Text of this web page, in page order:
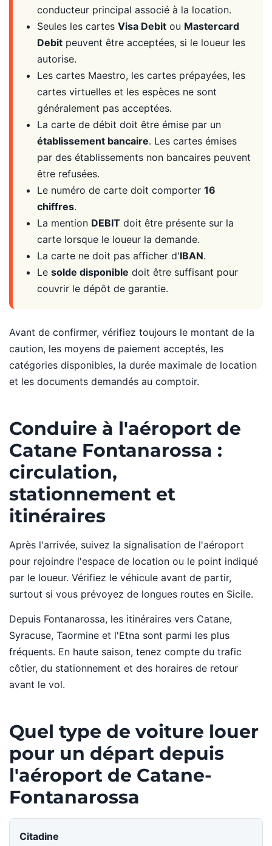
conducteur principal associé à la location.
Seules les cartes Visa Debit ou Mastercard
Debit peuvent être acceptées, si le loueur les
autorise.
Les cartes Maestro, les cartes prépayées, les
cartes virtuelles et les espèces ne sont
généralement pas acceptées.
La carte de débit doit être émise par un
établissement bancaire. Les cartes émises
par des établissements non bancaires peuvent
être refusées.
Le numéro de carte doit comporter 16
chiffres.
La mention DEBIT doit être présente sur la
carte lorsque le loueur la demande.
La carte ne doit pas afficher d'IBAN.
Le solde disponible doit être suffisant pour
couvrir le dépôt de garantie.
Avant de confirmer, vérifiez toujours le montant de la
caution, les moyens de paiement acceptés, les
catégories disponibles, la durée maximale de location
et les documents demandés au comptoir.
Conduire à l'aéroport de
Catane Fontanarossa :
circulation,
stationnement et
itinéraires
Après l'arrivée, suivez la signalisation de l'aéroport
pour rejoindre l'espace de location ou le point indiqué
par le loueur. Vérifiez le véhicule avant de partir,
surtout si vous prévoyez de longues routes en Sicile.
Depuis Fontanarossa, les itinéraires vers Catane,
Syracuse, Taormine et l'Etna sont parmi les plus
fréquents. En haute saison, tenez compte du trafic
côtier, du stationnement et des horaires de retour
avant le vol.
Quel type de voiture louer
pour un départ depuis
l'aéroport de Catane-
Fontanarossa
Citadine